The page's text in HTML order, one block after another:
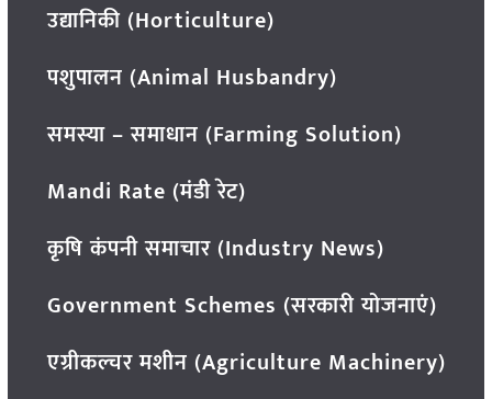
उद्यानिकी (Horticulture)
पशुपालन (Animal Husbandry)
समस्या – समाधान (Farming Solution)
Mandi Rate (मंडी रेट)
कृषि कंपनी समाचार (Industry News)
Government Schemes (सरकारी योजनाएं)
एग्रीकल्चर मशीन (Agriculture Machinery)